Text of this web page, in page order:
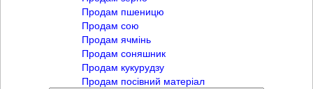
Продам пшеницю
Продам сою
Продам ячмінь
Продам соняшник
Продам кукурудзу
Продам посівний матеріал